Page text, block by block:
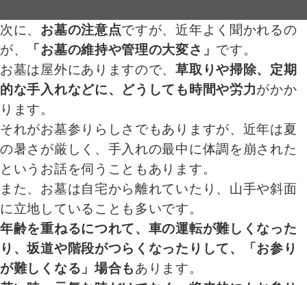
次に、 お墓の注意点ですが、近年よく聞かれるの
が、
「お墓の維持や管理の大変さ」 です。
お墓は屋外にありますので、草取りや掃除、定期
的な手入れなどに、どうしても時間や労力がかか
ります。
それがお墓参りらしさでもありますが、近年は夏
の暑さが厳しく、手入れの最中に体調を崩された
というお話を伺うこともあります。
また、お墓は自宅から離れていたり、山手や斜面
に立地していることも多いです。
年齢を重ねるにつれて、車の運転が難しくなった
り、坂道や階段がつらくなったりして、「お参り
が難しくなる」場合もあります。